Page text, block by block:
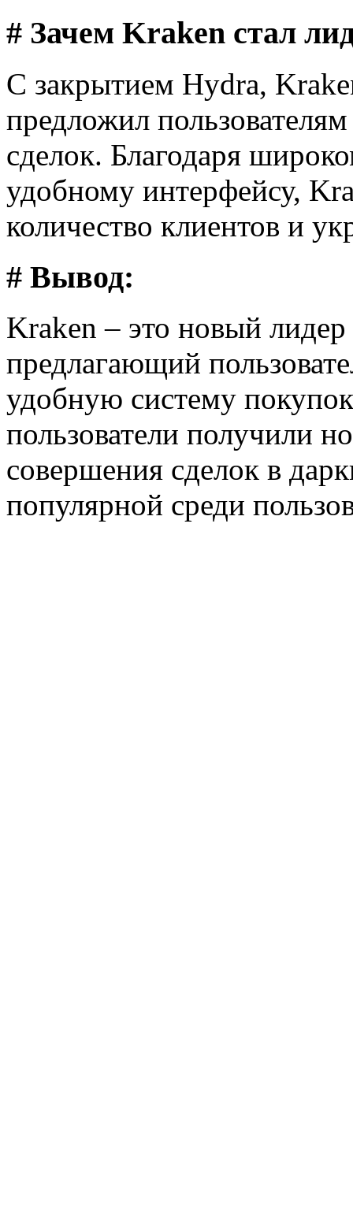
# Зачем Kraken стал
С закрытием Hydra,
предложил
сделок. Благодаря
удобному интерфейсу,
количество клиентов и
# Вывод:
Kraken – это новый
предлагающий
удобную систему
пользователи получили
совершения сделок в
популярной среди